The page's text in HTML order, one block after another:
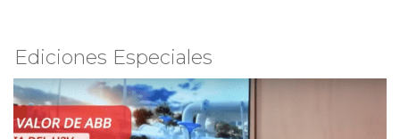
Ediciones Especiales